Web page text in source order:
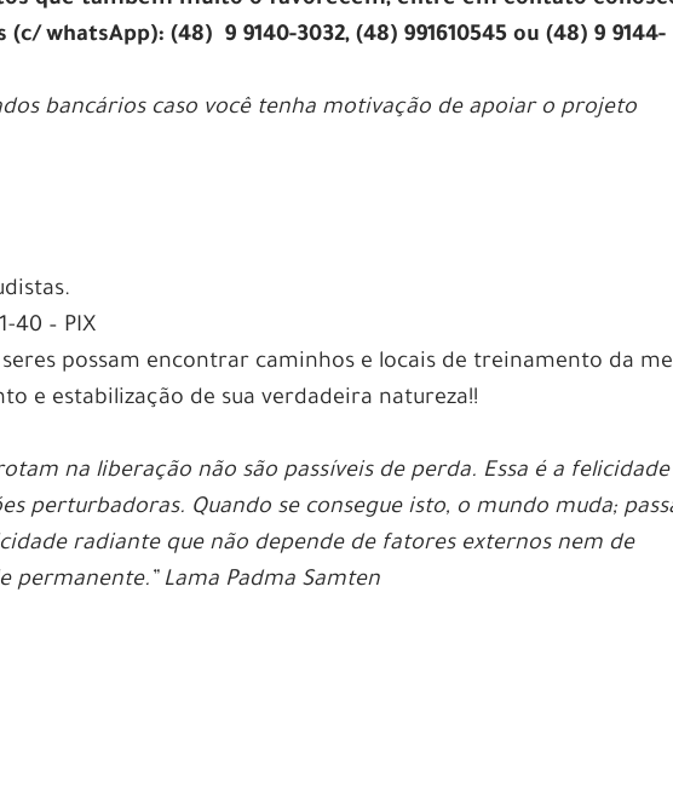
whatsApp): (48) 9 9140-3032, (48) 991610545 ou (48) 9 9144-
bancários caso você tenha motivação de apoiar o projeto
40 – PIX
possam encontrar caminhos e locais de treinamento da
e estabilização de sua verdadeira natureza!!
na liberação não são passíveis de perda. Essa é a
perturbadoras. Quando se consegue isto, o mundo muda;
radiante que não depende de fatores externos nem de
permanente.” Lama Padma Samten